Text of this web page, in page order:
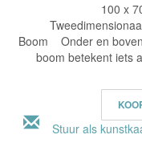
100 x
Boom Onder en
boom betekent iets
Stuur als